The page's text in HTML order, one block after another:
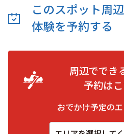
このスポット周
体験を予約する
周辺ででき
予約は
おでかけ予定の